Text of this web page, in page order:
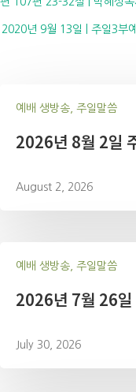
navigation
2020년 9월 13일 | 주일3부
예배 생방송, 주일말씀
2026년 8월 2일
August 2, 2026
예배 생방송, 주일말씀
2026년 7월 26일
July 30, 2026